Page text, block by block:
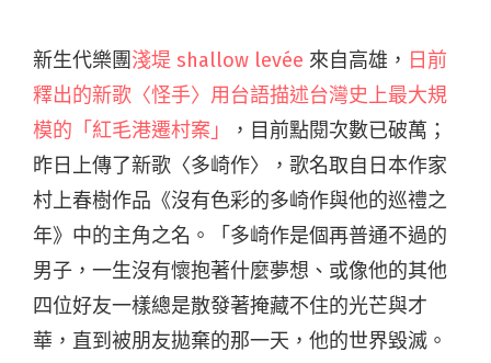
新生代樂團淺堤 shallow levée 來自高雄， 日前
釋出的新歌〈怪手〉用台語描述台灣史上最大規
模的「紅毛港遷村案」
，目前點閱次數已破萬；
昨日上傳了新歌〈多崎作〉，歌名取自日本作家
村上春樹作品《沒有色彩的多崎作與他的巡禮之
年》中的主角之名。「多崎作是個再普通不過的
男子，一生沒有懷抱著什麼夢想、或像他的其他
四位好友一樣總是散發著掩藏不住的光芒與才
華，直到被朋友拋棄的那一天，他的世界毀滅。